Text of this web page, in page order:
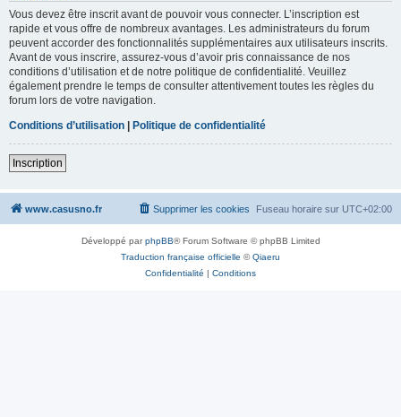
Vous devez être inscrit avant de pouvoir vous connecter. L’inscription est
rapide et vous offre de nombreux avantages. Les administrateurs du forum
peuvent accorder des fonctionnalités supplémentaires aux utilisateurs inscrits.
Avant de vous inscrire, assurez-vous d’avoir pris connaissance de nos
conditions d’utilisation et de notre politique de confidentialité. Veuillez
également prendre le temps de consulter attentivement toutes les règles du
forum lors de votre navigation.
Conditions d’utilisation | Politique de confidentialité
Inscription
www.casusno.fr Fuseau horaire sur UTC+02:00
Supprimer les cookies
Développé parphpBB® Forum Software © phpBB Limited
Traduction française officielle ©Qiaeru
Confidentialité | Conditions